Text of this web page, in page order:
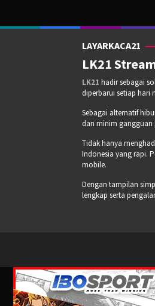
LAYARKACA21
LK21
LK21 hadir sebagai
diperbarui setiap hari
Sebagai alternatif
dan minim gangguan
Tidak hanya
Indonesia yang rapi.
mobile.
Dengan tampilan
lengkap serta